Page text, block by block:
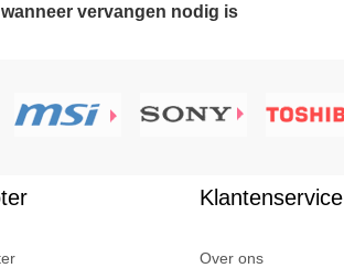
wanneer vervangen nodig is
Klantenservice
Over ons